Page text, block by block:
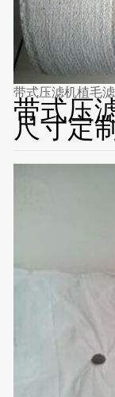
带式压
尺寸定